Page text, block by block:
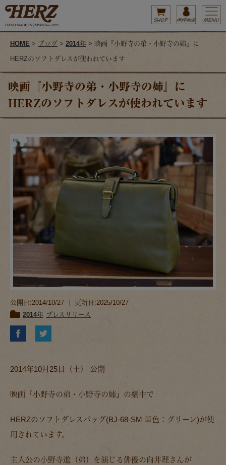
HOME > ブログ > 2014年 > 映画『小野寺の弟・小野寺の姉』に
HERZのソフトダレスが使われています
映画『小野寺の弟・小野寺の姉』に
HERZのソフトダレスが使われています
公開日:2014/10/27 ｜ 更新日:2025/10/27
2014年 プレスリリース
2014年10月25日（土） 公開
映画 『小野寺の弟・小野寺の姉』 の劇中で
HERZのソフトダレスバッグ(BJ-68-SM 革色：グリーン)が使
用されています。
主人公の小野寺進（弟）を演じる俳優の向井理さんが